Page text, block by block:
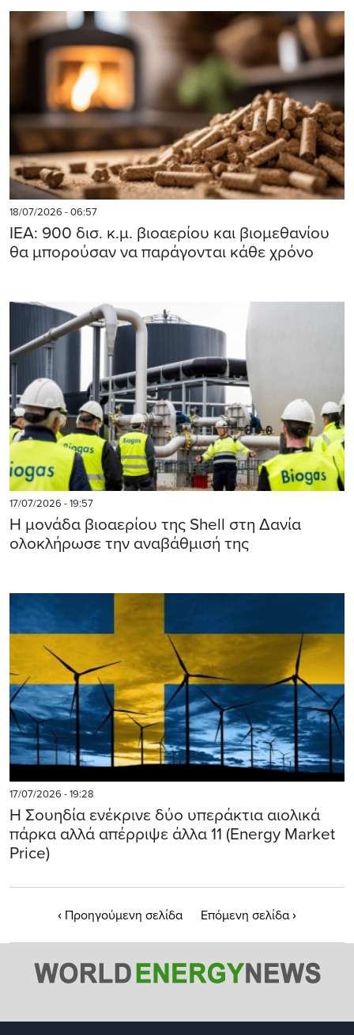
18/07/2026 - 06:57
ΙΕΑ: 900 δισ. κ.μ. βιοαερίου και βιομεθανίου
θα μπορούσαν να παράγονται κάθε χρόνο
17/07/2026 - 19:57
Η μονάδα βιοαερίου της Shell στη Δανία
ολοκλήρωσε την αναβάθμισή της
17/07/2026 - 19:28
Η Σουηδία ενέκρινε δύο υπεράκτια αιολικά
πάρκα αλλά απέρριψε άλλα 11 (Energy Market
Price)
‹ Προηγούμενη σελίδα Επόμενη σελίδα›